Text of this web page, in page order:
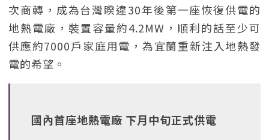
次商轉，成為台灣睽違30年後第一座恢復供電的
地熱電廠，裝置容量約4.2MW，順利的話至少可
供應約7000戶家庭用電，為宜蘭重新注入地熱發
電的希望。
國內首座地熱電廠 下月中旬正式供電